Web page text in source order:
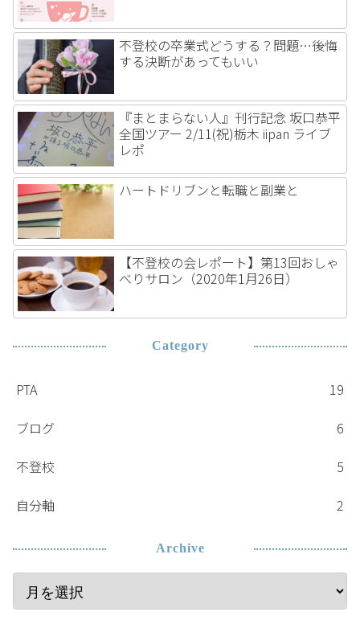
不登校の卒業式どうする？問題…後悔
する決断があってもいい
『まとまらない人』刊行記念 坂口恭平
全国ツアー 2/11(祝)栃木 iipan ライブ
レポ
ハートドリブンと転職と副業と
【不登校の会レポート】第13回おしゃ
べりサロン（2020年1月26日）
Category
PTA
19
ブログ
6
不登校
5
自分軸
2
Archive